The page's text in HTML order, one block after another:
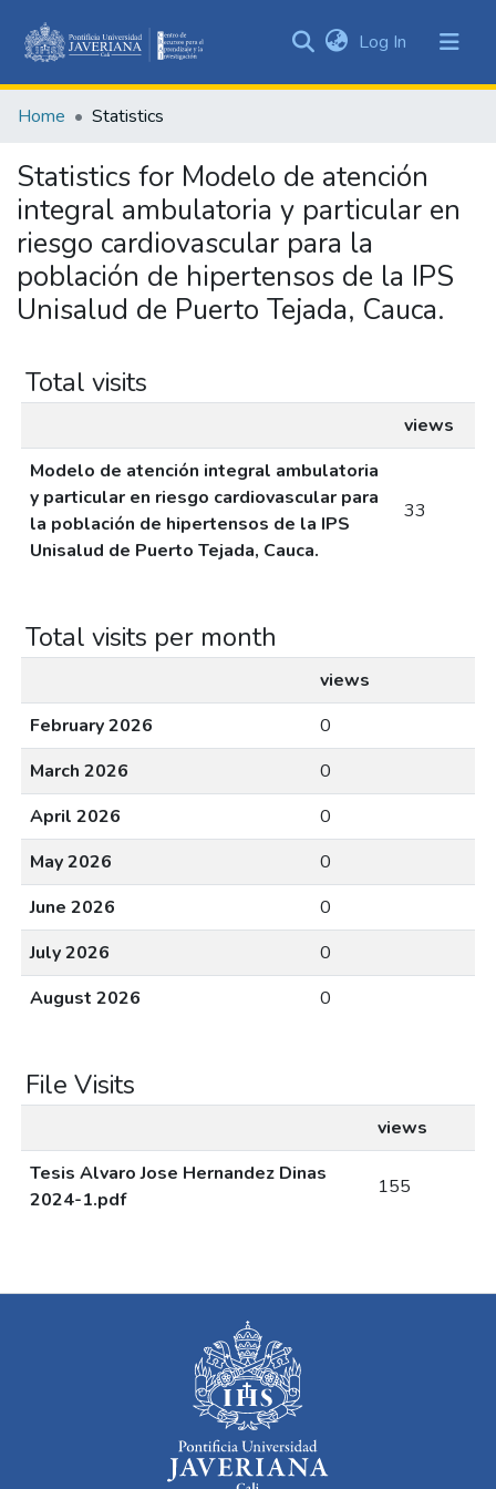
&
All of DSpace
Log In (current)
Home Statistics
Statistics for Modelo de atención
integral ambulatoria y particular en
riesgo cardiovascular para la
población de hipertensos de la IPS
Unisalud de Puerto Tejada, Cauca.
Total visits
views
Modelo de atención integral ambulatoria
y particular en riesgo cardiovascular para
la población de hipertensos de la IPS
Unisalud de Puerto Tejada, Cauca.
33
Total visits per month
views
February 2026
0
March 2026
0
April 2026
0
May 2026
0
June 2026
0
July 2026
0
August 2026
0
File Visits
views
Tesis Alvaro Jose Hernandez Dinas
2024-1.pdf
155